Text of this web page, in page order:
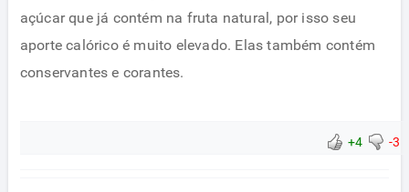
açúcar que já contém na fruta natural, por isso seu
aporte calórico é muito elevado. Elas também contém
conservantes e corantes.
+4 -3